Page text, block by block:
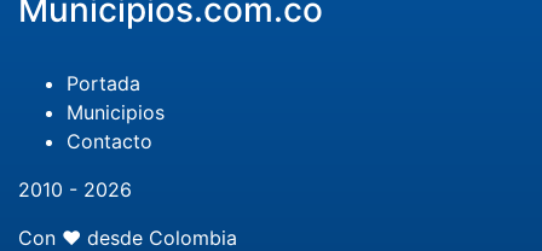
Municipios.com.co
Portada
Municipios
Contacto
2010 - 2026
Con ❤️ desde Colombia